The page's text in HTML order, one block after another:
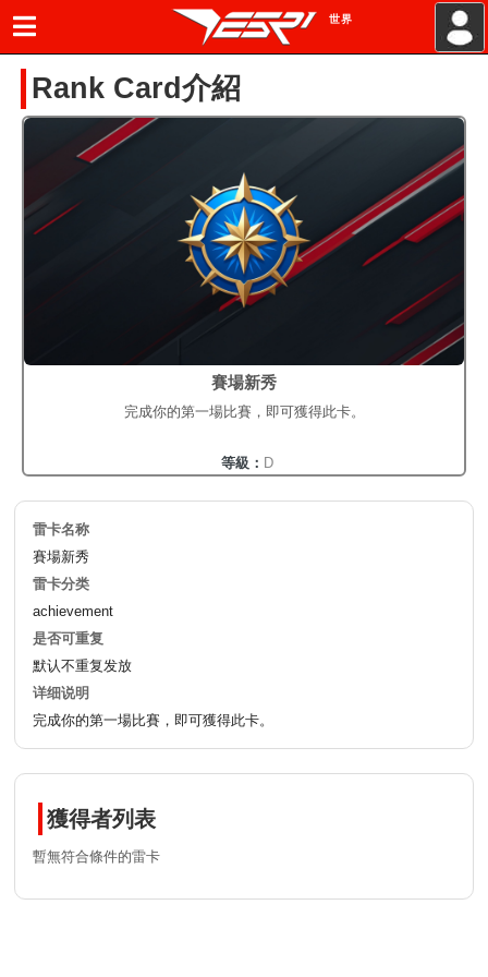
世界
Rank Card介紹
賽場新秀
完成你的第一場比賽，即可獲得此卡。
等級： D
雷卡名称
賽場新秀
雷卡分类
achievement
是否可重复
默认不重复发放
详细说明
完成你的第一場比賽，即可獲得此卡。
獲得者列表
暫無符合條件的雷卡